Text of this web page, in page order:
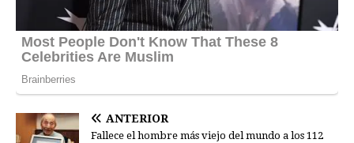
ANTERIOR
Fallece el hombre más viejo del mundo a los 112